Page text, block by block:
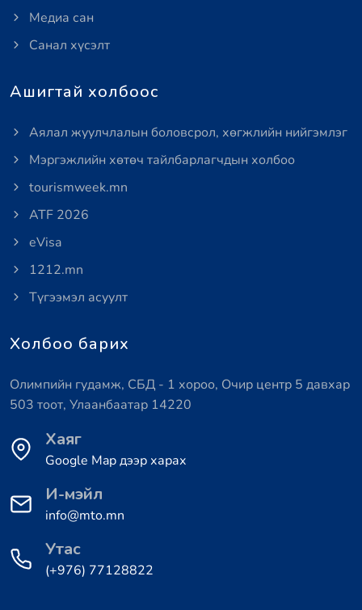
Медиа сан
Санал хүсэлт
Ашигтай холбоос
Аялал жуулчлалын боловсрол, хөгжлийн нийгэмлэг
Мэргэжлийн хөтөч тайлбарлагчдын холбоо
tourismweek.mn
ATF 2026
eVisa
1212.mn
Түгээмэл асуулт
Холбоо барих
Олимпийн гудамж, СБД - 1 хороо, Очир центр 5 давхар
503 тоот, Улаанбаатар 14220
Хаяг
Google Map дээр харах
И-мэйл
info@mto.mn
Утас
(+976) 77128822